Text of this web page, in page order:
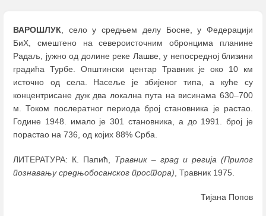
ВАРОШЛУК, село у средњем делу Босне, у Федерацији
БиХ, смештено на североисточним обронцима планине
Радаљ, јужно од долине реке Лашве, у непосредној близини
градића Турбе. Општински центар Травник је око 10 км
источно од села. Насеље је збијеног типа, а куће су
концентрисане дуж два локална пута на висинама 630–700
м. Током послератног периода број становника је растао.
Године 1948. имало је 301 становника, а до 1991. број је
порастао на 736, од којих 88% Срба.
ЛИТЕРАТУРА: К. Папић, Травник – град и регија (Прилог
познавању средњобосанског простора) , Травник 1975.
Тијана Попов